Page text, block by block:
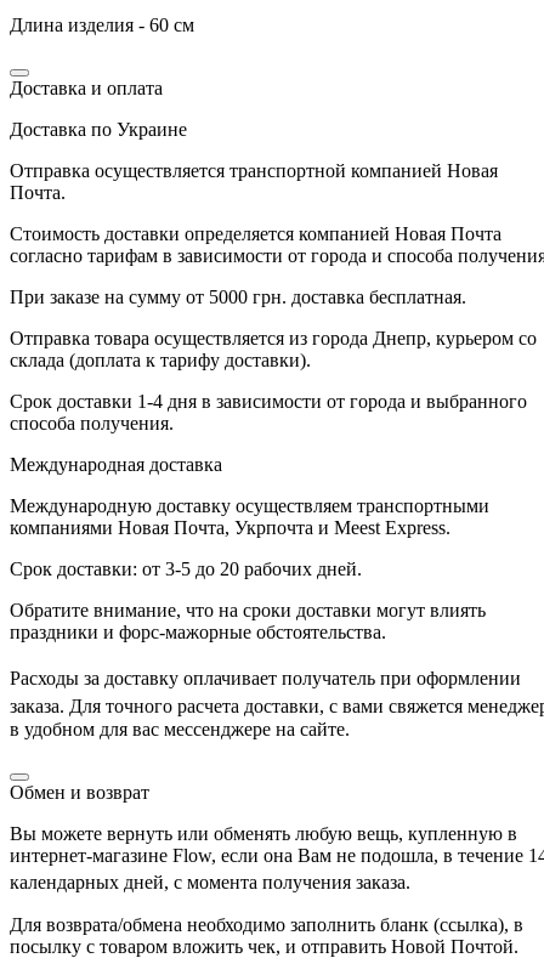
Длина изделия - 60 см
Доставка и оплата
Доставка по Украине
Отправка осуществляется транспортной компанией Новая
Почта.
Стоимость доставки определяется компанией Новая Почта
согласно тарифам в зависимости от города и способа
При заказе на сумму от 5000 грн. доставка бесплатная.
Отправка товара осуществляется из города Днепр, курьером со
склада (доплата к тарифу доставки).
Срок доставки 1-4 дня в зависимости от города и выбранного
способа получения.
Международная доставка
Международную доставку осуществляем транспортными
компаниями Новая Почта, Укрпочта и Meest Express.
Срок доставки: от 3-5 до 20 рабочих дней.
Обратите внимание, что на сроки доставки могут влиять
праздники и форс-мажорные обстоятельства.
Расходы за доставку оплачивает получатель при оформлении
заказа. Для точного расчета доставки, с вами свяжется
в удобном для вас мессенджере на сайте.
Обмен и возврат
Вы можете вернуть или обменять любую вещь, купленную в
интернет-магазине Flow, если она Вам не подошла, в течение
календарных дней, с момента получения заказа.
Для возврата/обмена необходимо заполнить бланк (ссылка), в
посылку с товаром вложить чек, и отправить Новой Почтой.